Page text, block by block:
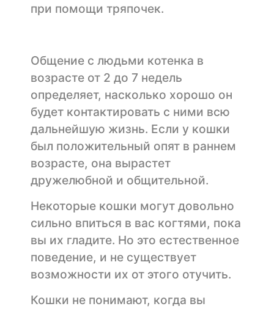
при помощи тряпочек.
Общение с людьми котенка в
возрасте от 2 до 7 недель
определяет, насколько хорошо он
будет контактировать с ними всю
дальнейшую жизнь. Если у кошки
был положительный опят в раннем
возрасте, она вырастет
дружелюбной и общительной.
Некоторые кошки могут довольно
сильно впиться в вас когтями, пока
вы их гладите. Но это естественное
поведение, и не существует
возможности их от этого отучить.
Кошки не понимают, когда вы